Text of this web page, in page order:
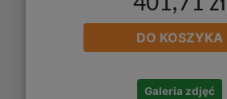
DO KOSZYKA
Galeria zdjęć